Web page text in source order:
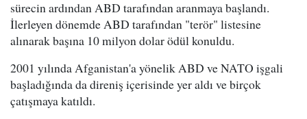
sürecin ardından ABD tarafından aranmaya başlandı.
İlerleyen dönemde ABD tarafından "terör" listesine
alınarak başına 10 milyon dolar ödül konuldu.
2001 yılında Afganistan'a yönelik ABD ve NATO işgali
başladığında da direniş içerisinde yer aldı ve birçok
çatışmaya katıldı.